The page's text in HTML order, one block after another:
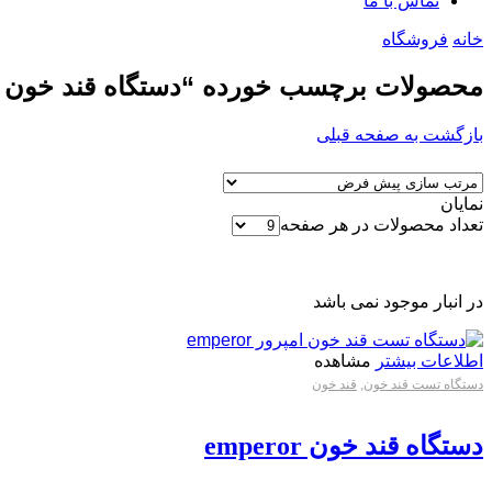
خانه فروشگاه
محصولات برچسب خورده “دستگاه قند خون
بازگشت به صفحه قبلی
نمایان
تعداد محصولات در هر صفحه
در انبار موجود نمی باشد
اطلاعات بیشتر مشاهده
دستگاه تست قند خون, قند خون
دستگاه قند خون emperor